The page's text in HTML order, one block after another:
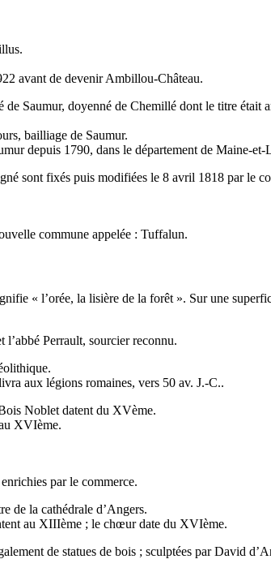
avant de devenir Ambillou-Château.
Saumur, doyenné de Chemillé dont le titre
bailliage de Saumur.
depuis 1790, dans le département de Maine-
sont fixés puis modifiées le 8 avril 1818 par le
commune appelée : Tuffalun.
« l’orée, la lisière de la forêt ». Sur une
l’abbé Perrault, sourcier reconnu.
aux légions romaines, vers 50 av. J.-C..
Noblet datent du XVème.
XVIème.
par le commerce.
de la cathédrale d’Angers.
au XIIIème ; le chœur date du XVIème.
de statues de bois ; sculptées par David